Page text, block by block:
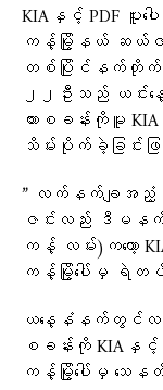
KIAနှင့် PDF ပူ
ကန့်မြို့နယ် ဆယ်
တစ်ပြိုင်နက်တို
၂၂ဦးသည် ယင်
ယားစခန်းကိုမူ
သိမ်းပိုက်ခဲ့ခြင်း
” လက်နက်ချအညံ့ခံ
ဇင်းလည်း ဒီမနက်
ကန့် လမ်း)ကတော့
ကန့်မြို့ပေါ်မှ ရဲ
ယနေ့နံနက်တွင်လည်
စခန်းကို KIAနှင့်
ကန့်မြို့ပေါ်မှ သေနတ်သံ